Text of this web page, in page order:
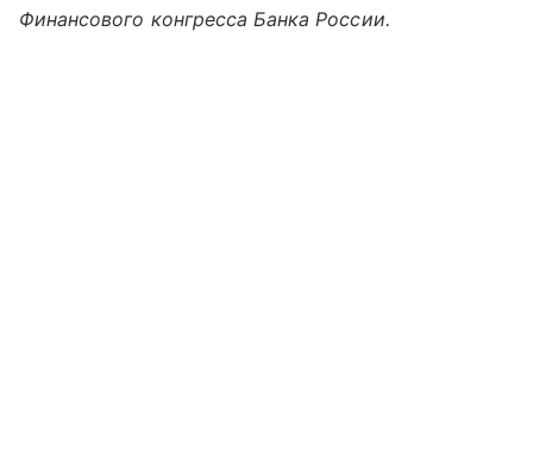
Финансового конгресса Банка России.